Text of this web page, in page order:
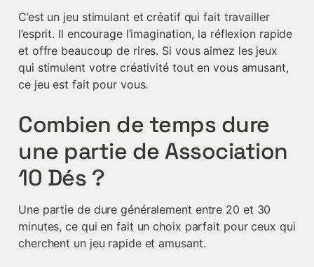
C’est un jeu stimulant et créatif qui fait travailler
l’esprit. Il encourage l’imagination, la réflexion rapide
et offre beaucoup de rires. Si vous aimez les jeux
qui stimulent votre créativité tout en vous amusant,
ce jeu est fait pour vous.
Combien de temps dure
une partie de Association
10 Dés ?
Une partie de dure généralement entre 20 et 30
minutes, ce qui en fait un choix parfait pour ceux qui
cherchent un jeu rapide et amusant.